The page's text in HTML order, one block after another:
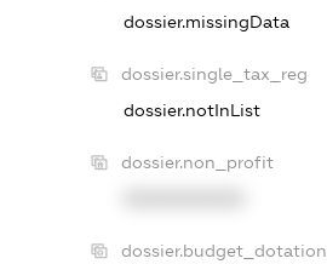
dossier.missingData
dossier.single_tax_reg
dossier.notInList
dossier.non_profit
dossier.budget_dotation